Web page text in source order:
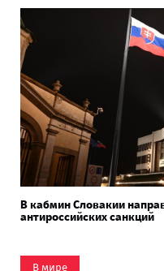
В кабмин Словакии
антироссийских санкций
В мире